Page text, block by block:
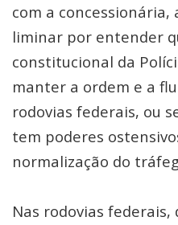
com a concessionária,
liminar por entender
constitucional da
manter a ordem e a
rodovias federais, ou
tem poderes
normalização do
Nas rodovias federais,